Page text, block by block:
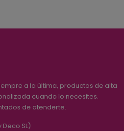
a la última, productos de alta
cuando lo necesites.
de atenderte.
SL)